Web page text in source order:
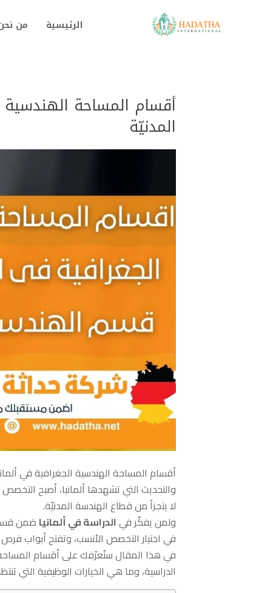
الرئيسية من
أقسام المساحة
المدنيّة
أقسام المساحة الهندسية الجغرافية في
والتحديث التي تشهدها ألمانيا، أصبح
لا يتجزأ من قطاع الهندسة المدنيّة.
ولمن يفكّر في الدراسة في ألمانيا ضمن
في اختيار التخصص الأنسب، وتفتح أبواب
في هذا المقال سنُعرّفك على أقسام المساحة
الدراسية، وما هي الخيارات الوظيفية التي